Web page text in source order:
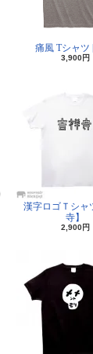
痛風 Tシャツ
3,900円
漢字ロゴＴシャ
寺】
2,900円